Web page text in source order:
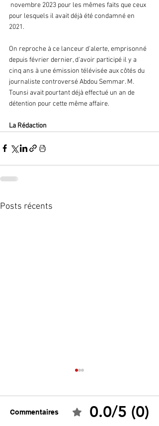
novembre 2023 pour les mêmes faits que ceux
pour lesquels il avait déjà été condamné en
2021.
On reproche à ce lanceur d'alerte, emprisonné
depuis février dernier, d'avoir participé il y a
cinq ans à une émission télévisée aux côtés du
journaliste controversé Abdou Semmar. M.
Tounsi avait pourtant déjà effectué un an de
détention pour cette même affaire.
La Rédaction
Posts récents
Commentaires 0.0/5 (0)